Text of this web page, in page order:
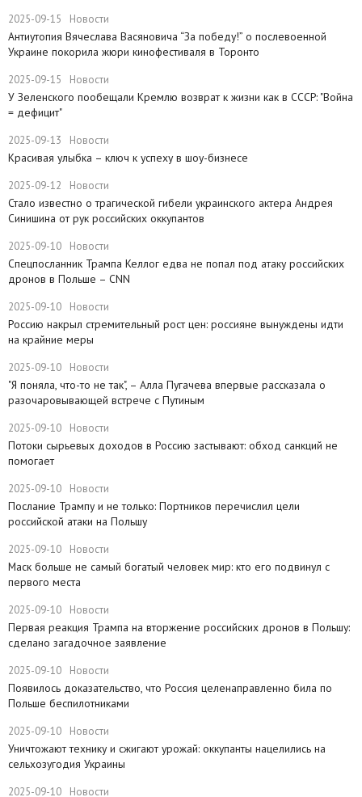
2025-09-15 Новости
Антиутопия Вячеслава Васяновича “За победу!” о послевоенной
Украине покорила жюри кинофестиваля в Торонто
2025-09-15 Новости
​У Зеленского пообещали Кремлю возврат к жизни как в СССР: "Война
= дефицит"
2025-09-13 Новости
Красивая улыбка – ключ к успеху в шоу-бизнесе
2025-09-12 Новости
Стало известно о трагической гибели украинского актера Андрея
Синишина от рук российских оккупантов
2025-09-10 Новости
Спецпосланник Трампа Келлог едва не попал под атаку российских
дронов в Польше ​– CNN
2025-09-10 Новости
Россию накрыл стремительный рост цен: россияне вынуждены идти
на крайние меры
2025-09-10 Новости
"Я поняла, что-то не так", – Алла Пугачева впервые рассказала о
разочаровывающей встрече с Путиным
2025-09-10 Новости
Потоки сырьевых доходов в Россию застывают: обход санкций не
помогает
2025-09-10 Новости
Послание Трампу и не только: Портников перечислил цели
российской атаки на Польшу
2025-09-10 Новости
Маск больше не самый богатый человек мир: кто его подвинул с
первого места
2025-09-10 Новости
Первая реакция Трампа на вторжение российских дронов в Польшу:
сделано загадочное заявление
2025-09-10 Новости
Появилось доказательство, что Россия целенаправленно била по
Польше беспилотниками
2025-09-10 Новости
Уничтожают технику и сжигают урожай: оккупанты нацелились на
сельхозугодия Украины
2025-09-10 Новости